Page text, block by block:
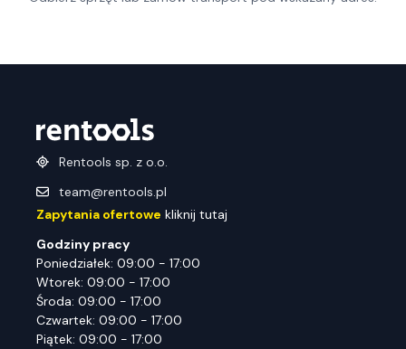
Rentools sp. z o.o.
team@rentools.pl
Zapytania ofertowe kliknij tutaj
Godziny pracy
Poniedziałek: 09:00 - 17:00
Wtorek: 09:00 - 17:00
Środa: 09:00 - 17:00
Czwartek: 09:00 - 17:00
Piątek: 09:00 - 17:00